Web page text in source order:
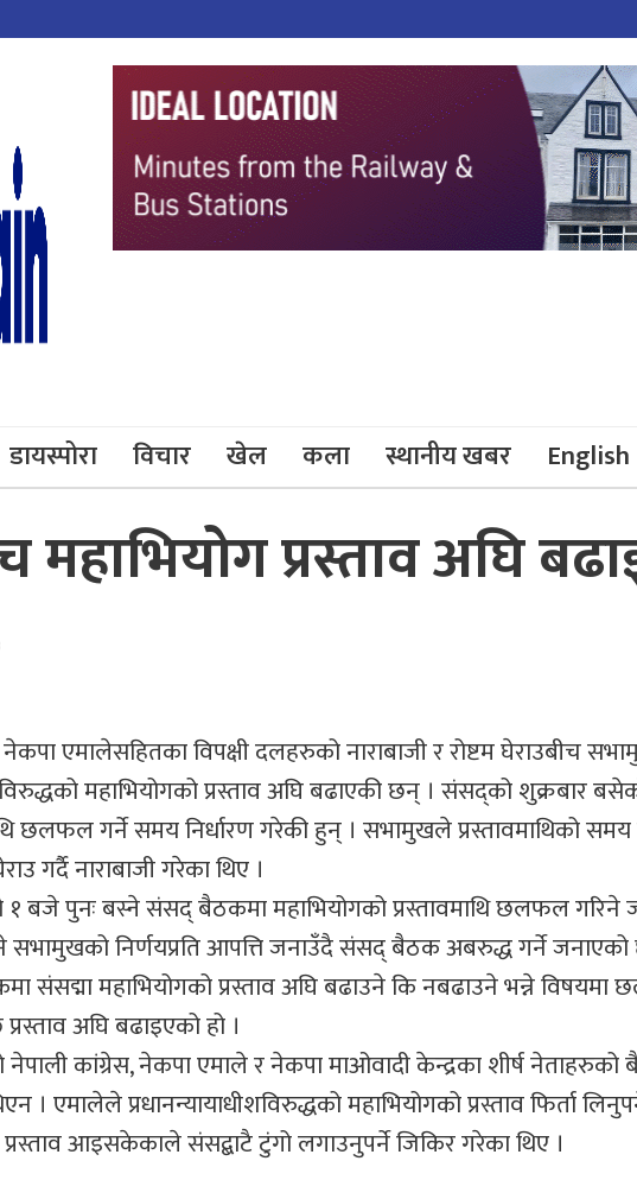
डायस्पोरा विचार खेल कला स्थानीय खबर English
महाभियोग प्रस्ताव अघि
नेकपा एमालेसहितका विपक्षी दलहरुको नाराबाजी र रोष्टम घेराउबीच
महाभियोगको प्रस्ताव अघि बढाएकी छन् । संसद्को शुक्रबार
छलफल गर्ने समय निर्धारण गरेकी हुन् । सभामुखले प्रस्तावमाथिको समय
गर्दै नाराबाजी गरेका थिए ।
१ बजे पुनः बस्ने संसद् बैठकमा महाभियोगको प्रस्तावमाथि छलफल गरिने
सभामुखको निर्णयप्रति आपत्ति जनाउँदै संसद् बैठक अबरुद्ध गर्ने
संसद्मा महाभियोगको प्रस्ताव अघि बढाउने कि नबढाउने भन्ने विषयमा
अघि बढाइएको हो ।
कांग्रेस, नेकपा एमाले र नेकपा माओवादी केन्द्रका शीर्ष
। एमालेले प्रधानन्यायाधीशविरुद्धको महाभियोगको प्रस्ताव फिर्ता
आइसकेकाले संसद्बाटै टुंगो लगाउनुपर्ने जिकिर गरेका थिए ।